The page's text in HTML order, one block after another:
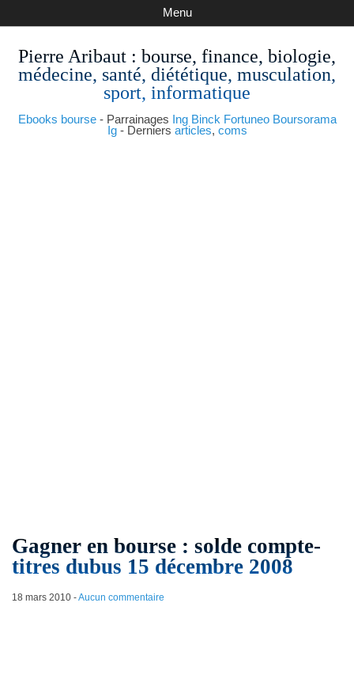
Pierre Aribaut : bourse, finance, biologie,
médecine, santé, diététique, musculation,
sport, informatique
Ebooks bourse- Parrainages Ing Binck Fortuneo Boursorama
Ig- Derniers articles, coms
Menu
Gagner en bourse : solde compte-
titres dubus 15 décembre 2008
18 mars 2010-Aucun commentaire